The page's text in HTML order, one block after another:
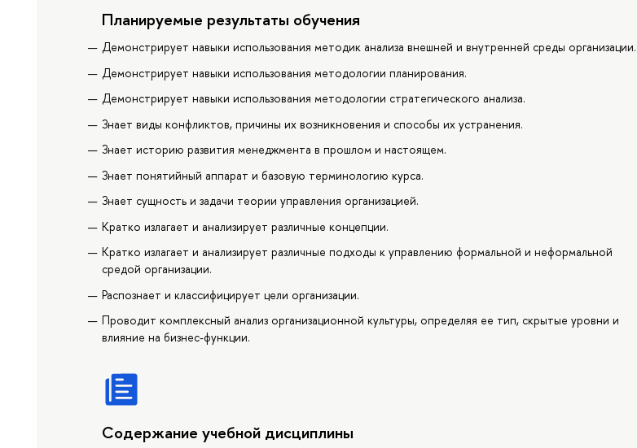
Планируемые результаты обучения
Демонстрирует навыки использования методик анализа внешней и внутренней среды организации.
Демонстрирует навыки использования методологии планирования.
Демонстрирует навыки использования методологии стратегического анализа.
Знает виды конфликтов, причины их возникновения и способы их устранения.
Знает историю развития менеджмента в прошлом и настоящем.
Знает понятийный аппарат и базовую терминологию курса.
Знает сущность и задачи теории управления организацией.
Кратко излагает и анализирует различные концепции.
Кратко излагает и анализирует различные подходы к управлению формальной и неформальной
средой организации.
Распознает и классифицирует цели организации.
Проводит комплексный анализ организационной культуры, определяя ее тип, скрытые уровни и
влияние на бизнес-функции.
Содержание учебной дисциплины